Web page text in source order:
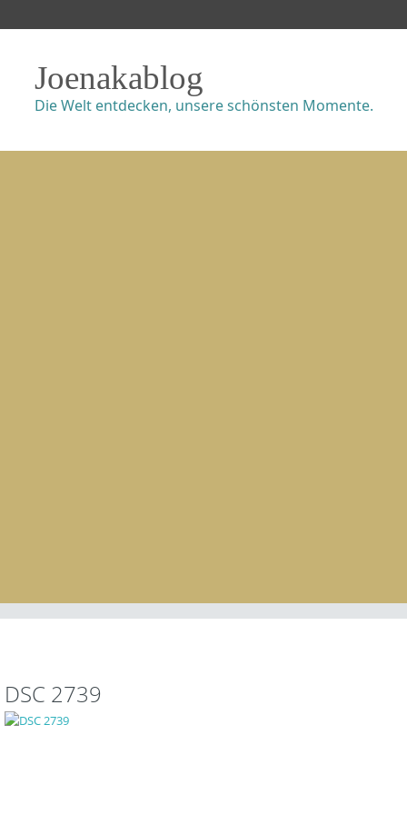
Joenakablog
Die Welt entdecken, unsere schönsten Momente.
DSC 2739